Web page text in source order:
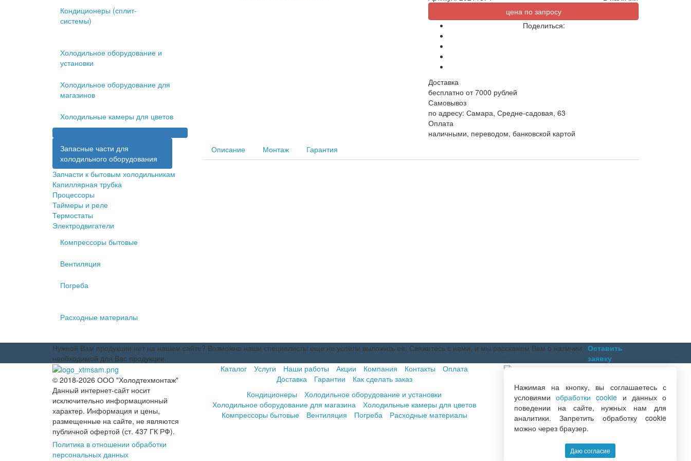
Кондиционеры (сплит-
системы)
Холодильное оборудование и
установки
Холодильное оборудование для
магазинов
Холодильные камеры для цветов
Запасные части для
холодильного оборудования
Запчасти к бытовым холодильникам
Капиллярная трубка
Процессоры
Таймеры и реле
Термостаты
Электродвигатели
Компрессоры бытовые
Вентиляция
Погреба
Расходные материалы
цена по запросу
Поделиться:
Доставка
бесплатно от 7000 рублей
Самовывоз
по адресу: Самара, Средне-садовая, 63
Оплата
наличными, переводом, банковской картой
Описание
Монтаж Гарантия
Нужной Вам продукции нет на нашем сайте? Возможно наши специалисты еще не успели выложить ее. Свяжитесь с нами, и мы расскажем Вам о наличии
необходимой для Вас продукции.
Оставить
заявку
© 2018-2026 ООО "Холодтехмонтаж"
Данный интернет-сайт носит
исключительно информационный
характер. Информация и цены,
размещенные на сайте, не являются
публичной офертой (ст. 437 ГК РФ).
Политика в отношении обработки
персональных данных
Каталог Услуги Наши работы Акции Компания Контакты
Оплата
Доставка
Гарантии
Как сделать заказ
Кондиционеры
Холодильное оборудование и установки
Холодильное оборудование для магазина
Холодильные камеры для цветов
Компрессоры бытовые
Вентиляция Погреба Расходные материалы
+7 (846) 228-76-46
+7 (846) 300-44-04
Заказать обратный звонок
Нажимая на кнопку, вы соглашаетесь с
условиями обработки cookie и данных о
поведении на сайте, нужных нам для
аналитики. Запретить обработку cookie
можно через браузер.
Даю согласие